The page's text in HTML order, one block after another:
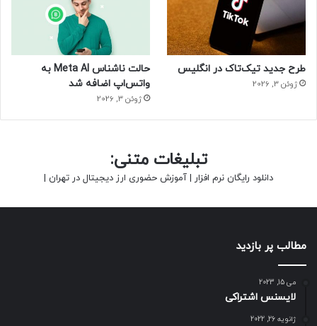
طرح جدید تیک‌تاک در انگلیس
ژوئن 3, 2026
حالت ناشناس Meta AI به
واتس‌اپ اضافه شد
ژوئن 3, 2026
تبلیغات متنی:
دانلود رایگان نرم افزار | آموزش حضوری ارز دیجیتال در تهران |
مطالب پر بازدید
می 15, 2023
لایسنس اشتراکی
ژانویه 26, 2022